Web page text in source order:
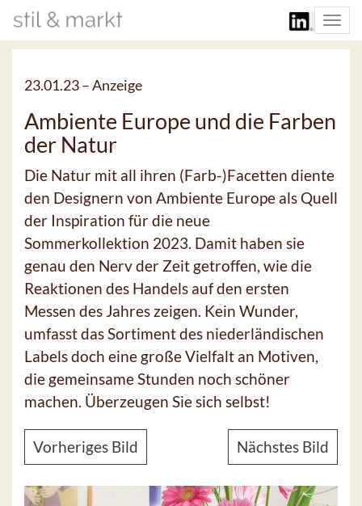
23.01.23 –Anzeige
Ambiente Europe und die Farben
der Natur
Die Natur mit all ihren (Farb-)Facetten diente
den Designern von Ambiente Europe als Quell
der Inspiration für die neue
Sommerkollektion 2023. Damit haben sie
genau den Nerv der Zeit getroffen, wie die
Reaktionen des Handels auf den ersten
Messen des Jahres zeigen. Kein Wunder,
umfasst das Sortiment des niederländischen
Labels doch eine große Vielfalt an Motiven,
die gemeinsame Stunden noch schöner
machen. Überzeugen Sie sich selbst!
Vorheriges Bild Nächstes Bild